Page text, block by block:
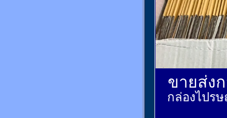
ขายส่ง
กล่องไปร